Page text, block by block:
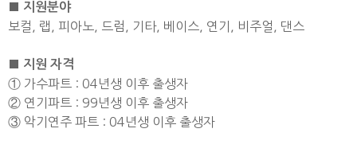
■ 지원분야
보컬, 랩, 피아노, 드럼, 기타, 베이스, 연기, 비주얼, 댄스
■ 지원 자격
① 가수파트 : 04년생 이후 출생자
② 연기파트 : 99년생 이후 출생자
③ 악기연주 파트 : 04년생 이후 출생자